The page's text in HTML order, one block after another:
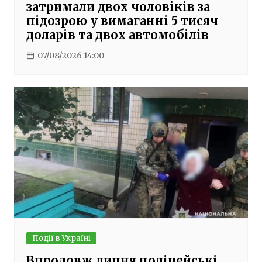
затримали двох чоловіків за
підозрою у вимаганні 5 тисяч
доларів та двох автомобілів
07/08/2026 14:00
Події в Україні